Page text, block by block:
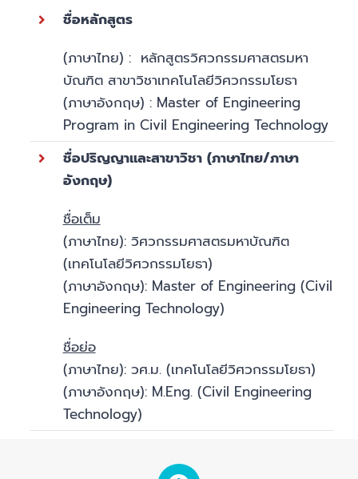
ชื่อหลักสูตร
(ภาษาไทย) : หลักสูตรวิศวกรรมศาสตรมหา
บัณฑิต สาขาวิชาเทคโนโลยีวิศวกรรมโยธา
(ภาษาอังกฤษ) : Master of Engineering
Program in Civil Engineering Technology
ชื่อปริญญาและสาขาวิชา (ภาษาไทย/ภาษา
อังกฤษ)
ชื่อเต็ม
(ภาษาไทย): วิศวกรรมศาสตรมหาบัณฑิต
(เทคโนโลยีวิศวกรรมโยธา)
(ภาษาอังกฤษ): Master of Engineering (Civil
Engineering Technology)
ชื่อย่อ
(ภาษาไทย): วศ.ม. (เทคโนโลยีวิศวกรรมโยธา)
(ภาษาอังกฤษ): M.Eng. (Civil Engineering
Technology)